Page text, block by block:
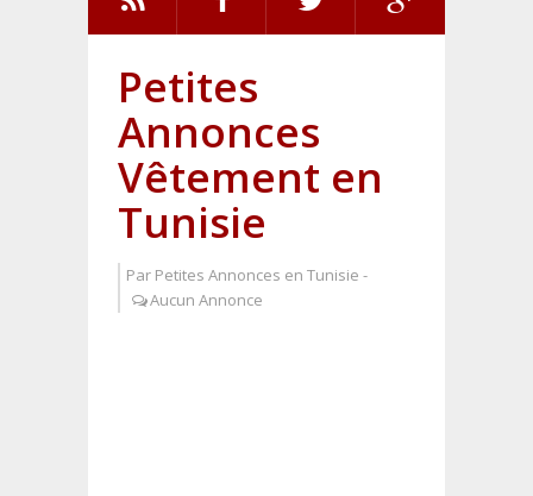
Petites
Annonces
Vêtement en
Tunisie
Par Petites Annonces en Tunisie -
Aucun Annonce